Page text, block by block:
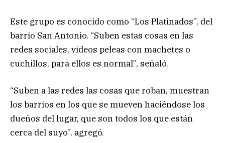
Este grupo es conocido como “Los Platinados”, del
barrio San Antonio. “Suben estas cosas en las
redes sociales, videos peleas con machetes o
cuchillos, para ellos es normal”, señaló.
“Suben a las redes las cosas que roban, muestran
los barrios en los que se mueven haciéndose los
dueños del lugar, que son todos los que están
cerca del suyo”, agregó.